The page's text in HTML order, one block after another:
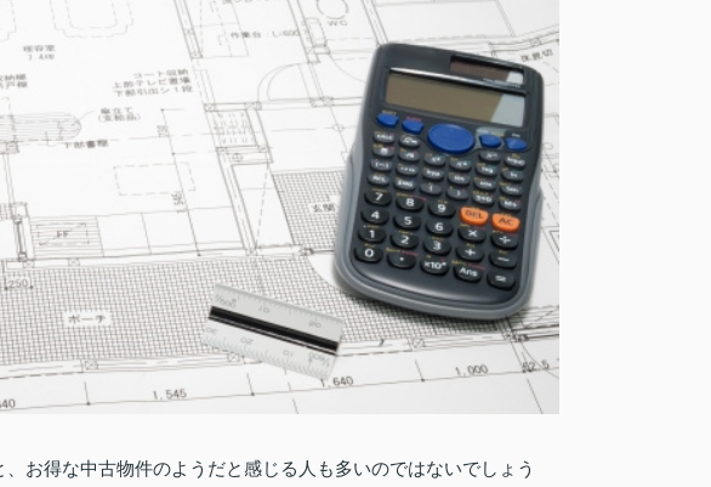
お得な中古物件のようだと感じる人も多いのではないでしょう